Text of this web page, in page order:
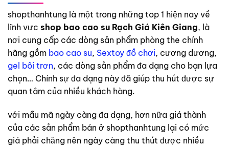
shopthanhtung là một trong những top 1 hiện nay về
lĩnh vực shop bao cao su Rạch Giá Kiên Giang, là
nơi cung cấp các dòng sản phẩm phòng the chính
hãng gồm bao cao su, Sextoy đồ chơi, cương dương,
gel bôi trơn, các dòng sản phẩm đa dạng cho bạn lựa
chọn… Chính sự đa dạng này đã giúp thu hút được sự
quan tâm của nhiều khách hàng.
với mẫu mã ngày càng đa dạng, hơn nữa giá thành
của các sản phẩm bán ở shopthanhtung lại có mức
giá phải chăng nên ngày càng thu thút được nhiều